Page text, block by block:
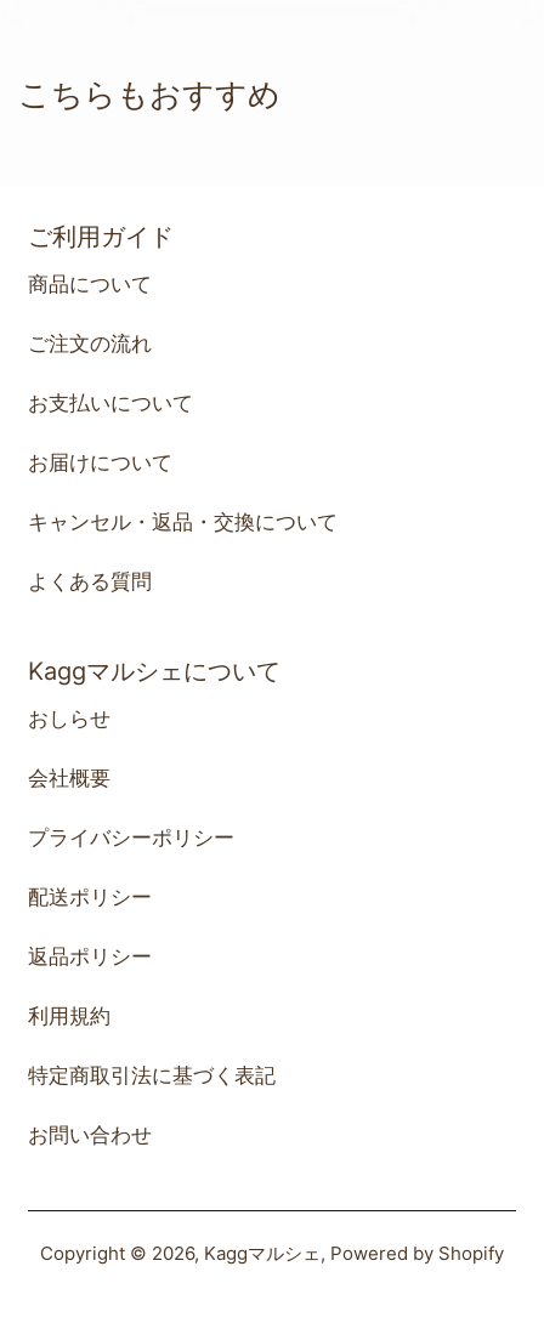
こちらもおすすめ
ご利用ガイド
商品について
ご注文の流れ
お支払いについて
お届けについて
キャンセル・返品・交換について
よくある質問
Kaggマルシェについて
おしらせ
会社概要
プライバシーポリシー
配送ポリシー
返品ポリシー
利用規約
特定商取引法に基づく表記
お問い合わせ
Copyright © 2026, Kaggマルシェ, Powered by Shopify